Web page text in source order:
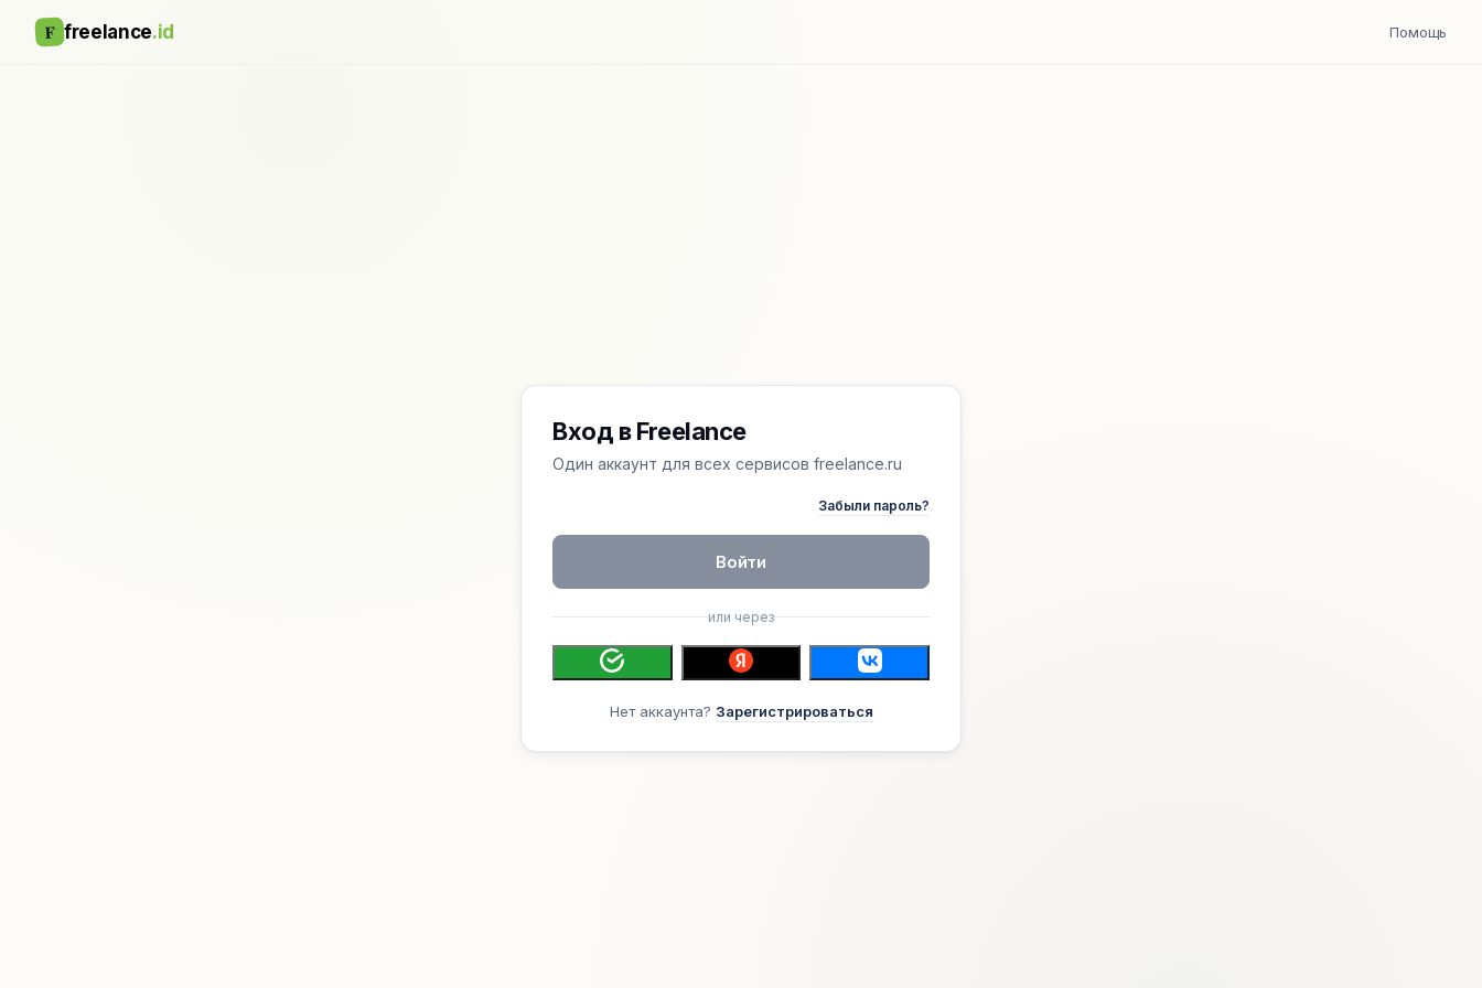
F freelance.id Помощь
Вход в Freelance
Один аккаунт для всех сервисов freelance.ru
Забыли пароль?
Войти
или через
Нет аккаунта? Зарегистрироваться